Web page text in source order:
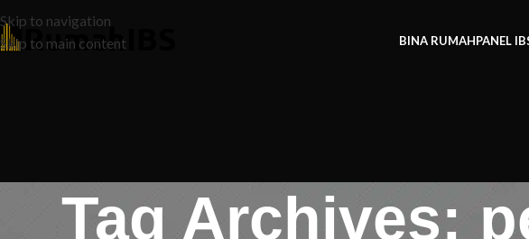
Skip to navigation
Skip to main content
BINA RUMAHPANEL
Tag Archives: